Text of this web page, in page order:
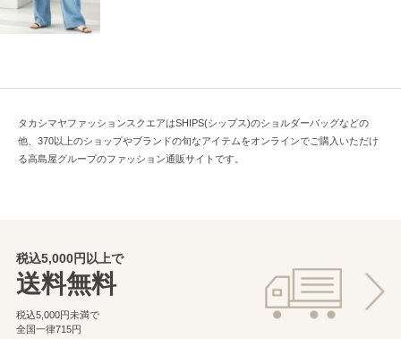
タカシマヤファッションスクエアはSHIPS(シップス)のショルダーバッグなどの
他、370以上のショップやブランドの旬なアイテムをオンラインでご購入いただけ
る高島屋グループのファッション通販サイトです。
税込5,000円以上で
送料無料
税込5,000円未満で
全国一律715円